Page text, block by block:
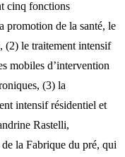
cinq fonctions
promotion de la santé, le
(2) le traitement intensif
mobiles d’intervention
(3) la
intensif résidentiel et
Rastelli,
la Fabrique du pré, qui